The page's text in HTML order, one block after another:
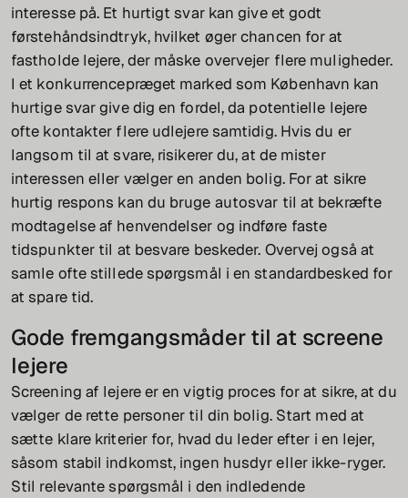
interesse på. Et hurtigt svar kan give et godt
førstehåndsindtryk, hvilket øger chancen for at
fastholde lejere, der måske overvejer flere muligheder.
I et konkurrencepræget marked som København kan
hurtige svar give dig en fordel, da potentielle lejere
ofte kontakter flere udlejere samtidig. Hvis du er
langsom til at svare, risikerer du, at de mister
interessen eller vælger en anden bolig. For at sikre
hurtig respons kan du bruge autosvar til at bekræfte
modtagelse af henvendelser og indføre faste
tidspunkter til at besvare beskeder. Overvej også at
samle ofte stillede spørgsmål i en standardbesked for
at spare tid.
Gode fremgangsmåder til at screene
lejere
Screening af lejere er en vigtig proces for at sikre, at du
vælger de rette personer til din bolig. Start med at
sætte klare kriterier for, hvad du leder efter i en lejer,
såsom stabil indkomst, ingen husdyr eller ikke-ryger.
Stil relevante spørgsmål i den indledende